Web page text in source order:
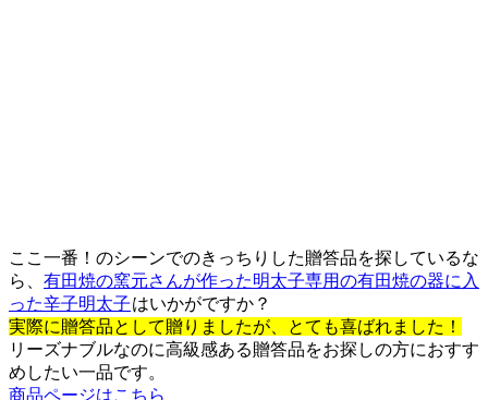
ここ一番！のシーンでのきっちりした贈答品を探しているな
ら、 有田焼の窯元さんが作った明太子専用の有田焼の器に入
った辛子明太子はいかがですか？
実際に贈答品として贈りましたが、とても喜ばれました！
リーズナブルなのに高級感ある贈答品をお探しの方におすす
めしたい一品です。
商品ページはこちら